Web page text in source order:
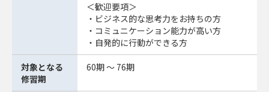
＜歓迎要項＞
・ビジネス的な思考力をお持ちの方
・コミュニケーション能力が高い方
・自発的に行動ができる方
対象となる
修習期
60期 ～ 76期